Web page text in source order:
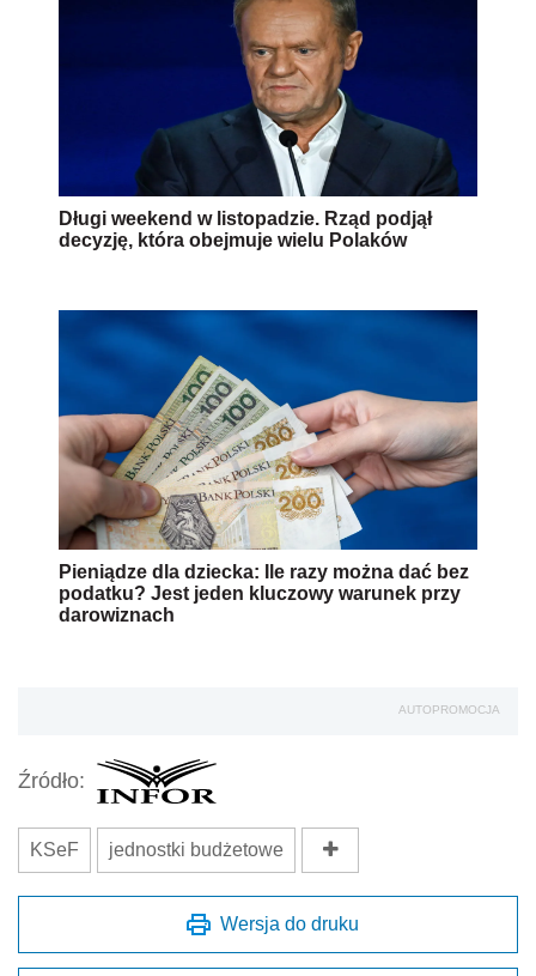
Długi weekend w listopadzie. Rząd podjął
decyzję, która obejmuje wielu Polaków
Pieniądze dla dziecka: Ile razy można dać bez
podatku? Jest jeden kluczowy warunek przy
darowiznach
AUTOPROMOCJA
Źródło:
KSeF jednostki budżetowe
Wersja do druku